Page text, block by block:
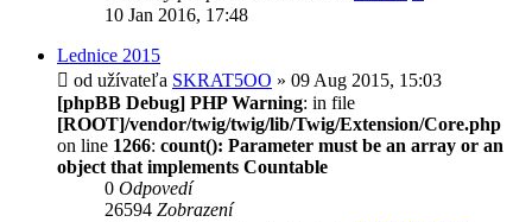
10 Jan 2016, 17:48
Lednice 2015
od užívateľa SKRAT5OO » 09 Aug 2015, 15:03
[phpBB Debug] PHP Warning: in file
[ROOT]/vendor/twig/twig/lib/Twig/Extension/Core.php
on line 1266: count(): Parameter must be an array or an
object that implements Countable
0 Odpovedí
26594 Zobrazení